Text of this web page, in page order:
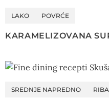
LAKO POVRĆE
KARAMELIZOVANA
SREDNJE NAPREDNO RIBA